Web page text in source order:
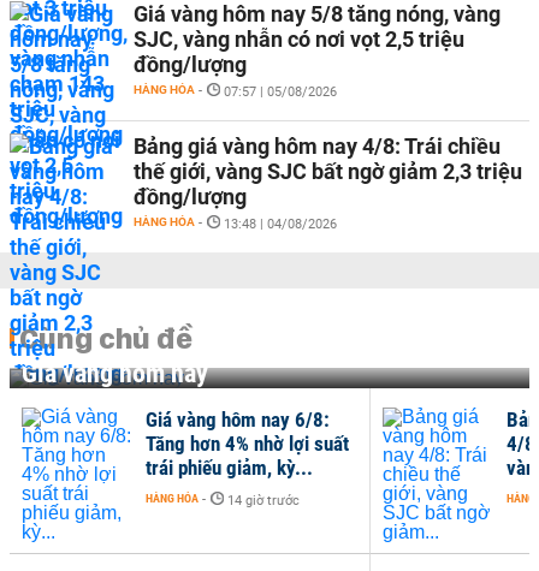
Giá vàng hôm nay 5/8 tăng nóng, vàng
SJC, vàng nhẫn có nơi vọt 2,5 triệu
đồng/lượng
HÀNG HÓA - 07:57 | 05/08/2026
Bảng giá vàng hôm nay 4/8: Trái chiều
thế giới, vàng SJC bất ngờ giảm 2,3 triệu
đồng/lượng
HÀNG HÓA - 13:48 | 04/08/2026
Cùng chủ đề
Giá vàng hôm nay
vàng hôm nay 6/8:
hơn 4% nhờ lợi suất
giảm, kỳ...
HÓA - 14 giờ trước
Bảng giá vàng hôm nay
4/8: Trái chiều thế giới,
vàng SJC bất ngờ
HÀNG HÓA - 13:48 | 04/08/2026